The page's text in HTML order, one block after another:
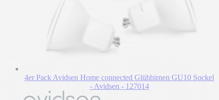
4er Pack Avidsen Home connected Glühbirnen GU10 Sockel
- Avidsen - 127014